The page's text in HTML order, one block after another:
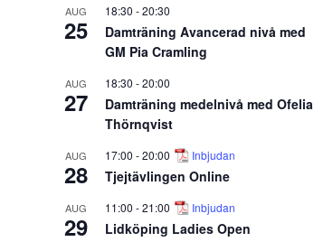
AUG
25
18:30 -20:30
Damträning Avancerad nivå med
GM Pia Cramling
AUG
27
18:30 -20:00
Damträning medelnivå med Ofelia
Thörnqvist
AUG
28
17:00 -20:00 Inbjudan
Tjejtävlingen Online
AUG
29
11:00 -21:00 Inbjudan
Lidköping Ladies Open